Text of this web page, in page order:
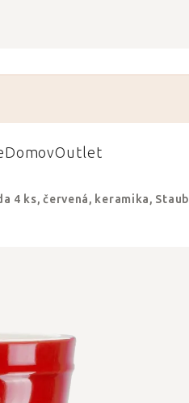
DomovOutlet
4 ks, červená, keramika, Staub